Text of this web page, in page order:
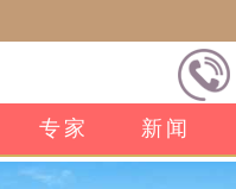
专家 新闻